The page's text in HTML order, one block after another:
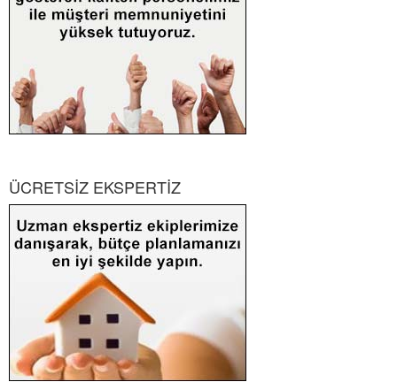
ÜCRETSİZ EKSPERTİZ